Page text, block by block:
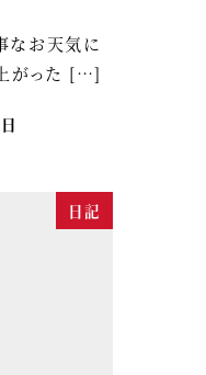
お天気に
がった […]
日記